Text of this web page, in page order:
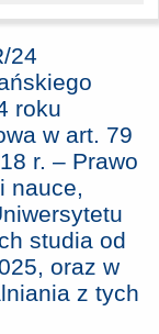
24
roku
w art. 79
r. ‒ Prawo
nauce,
studia od
oraz w
z tych